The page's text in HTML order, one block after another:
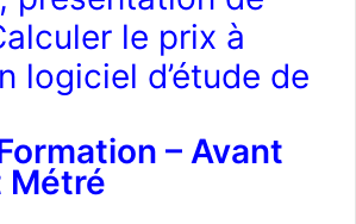
le prix à
logiciel d’étude de
– Avant
Métré